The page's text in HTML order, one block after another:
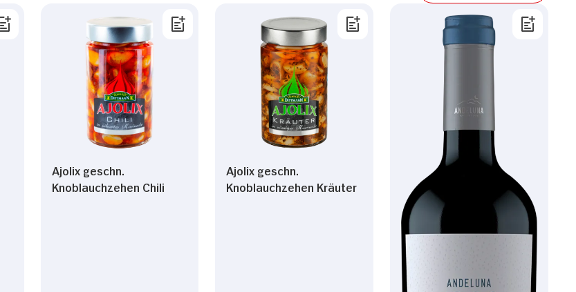
Ajolix geschn.
Knoblauchzehen Chili
Ajolix geschn.
Knoblauchzehen Kräuter